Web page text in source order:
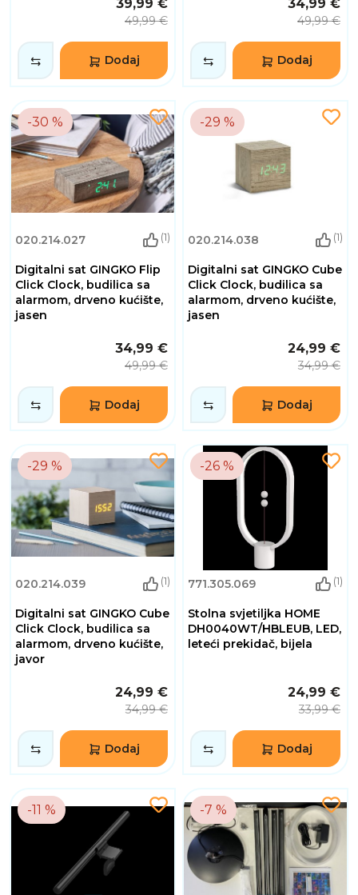
39,99 €
49,99 €
Dodaj
34,99 €
49,99 €
Dodaj
-30 %
020.214.027 (1)
Digitalni sat GINGKO Flip
Click Clock, budilica sa
alarmom, drveno kućište,
jasen
34,99 €
49,99 €
Dodaj
-29 %
020.214.038 (1)
Digitalni sat GINGKO Cube
Click Clock, budilica sa
alarmom, drveno kućište,
jasen
24,99 €
34,99 €
Dodaj
-29 %
020.214.039 (1)
Digitalni sat GINGKO Cube
Click Clock, budilica sa
alarmom, drveno kućište,
javor
24,99 €
34,99 €
Dodaj
-26 %
771.305.069 (1)
Stolna svjetiljka HOME
DH0040WT/HBLEUB, LED,
leteći prekidač, bijela
24,99 €
33,99 €
Dodaj
-11 % -7 %